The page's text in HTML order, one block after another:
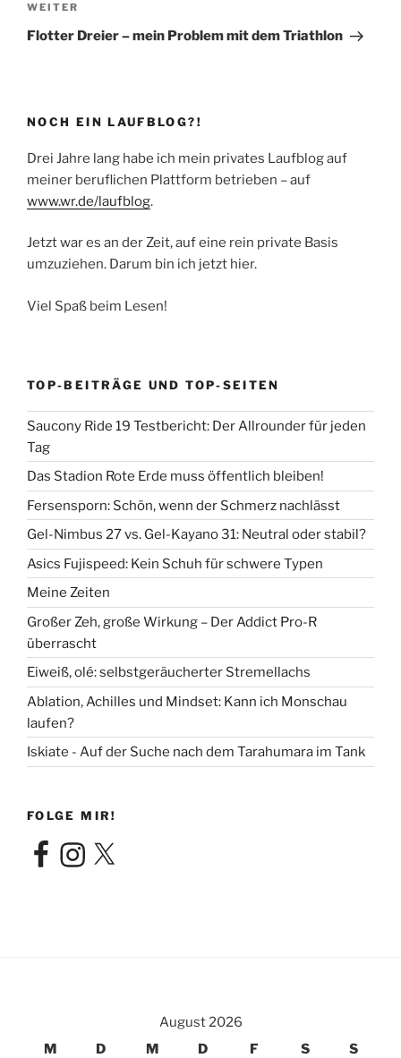
Nächster
Beitrag
WEITER
Flotter Dreier – mein Problem mit dem Triathlon
NOCH EIN LAUFBLOG?!
Drei Jahre lang habe ich mein privates Laufblog auf
meiner beruflichen Plattform betrieben – auf
www.wr.de/laufblog.
Jetzt war es an der Zeit, auf eine rein private Basis
umzuziehen. Darum bin ich jetzt hier.
Viel Spaß beim Lesen!
TOP-BEITRÄGE UND TOP-SEITEN
Saucony Ride 19 Testbericht: Der Allrounder für jeden
Tag
Das Stadion Rote Erde muss öffentlich bleiben!
Fersensporn: Schön, wenn der Schmerz nachlässt
Gel-Nimbus 27 vs. Gel-Kayano 31: Neutral oder stabil?
Asics Fujispeed: Kein Schuh für schwere Typen
Meine Zeiten
Großer Zeh, große Wirkung – Der Addict Pro-R
überrascht
Eiweiß, olé: selbstgeräucherter Stremellachs
Ablation, Achilles und Mindset: Kann ich Monschau
laufen?
Iskiate - Auf der Suche nach dem Tarahumara im Tank
FOLGE MIR!
FacebookInstagram
X
August 2026
M
D M D F S S